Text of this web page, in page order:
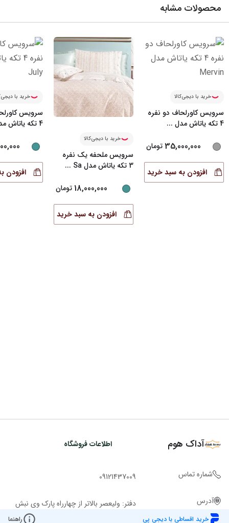
محصولات مشابه
خرید با دیجی‌کالا
سرویس کاورلحاف دو نفره
4 تکه یاتاش مدل
...
35,000,000 تومان
افزودن به سبد خرید
خرید با دیجی‌کالا
سرویس ملحفه یک نفره
3 تکه یاتاش مدل Sa
...
18,000,000 تومان
افزودن به سبد خرید
خرید با
سرویس
4 تکه یاتاش مدل
افزودن
خرید اقساطی با دیجی پی راهنما
آداک هوم اطلاعات فروشگاه
شماره تماس 09121437009
آدرس
دفتر: ولیعصر بالاتر از چهارراه پارک وی نبش
کوچه ملاح ساختمان روشن پ 2943 ط 1